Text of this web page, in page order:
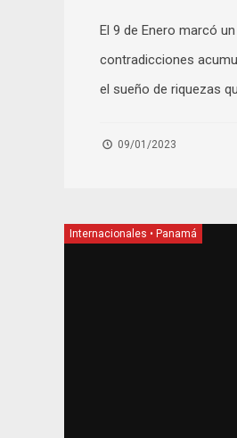
El 9 de Enero marcó
contradicciones
el sueño de riquezas
09/01/2023
Internacionales • Panamá